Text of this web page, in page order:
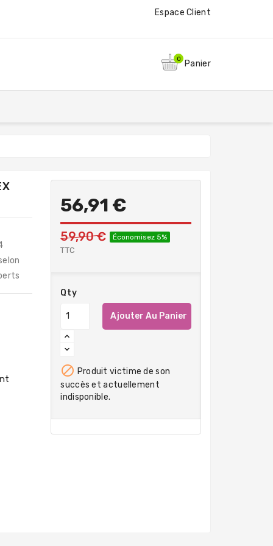
Espace Client
0 Panier
56,91 €
59,90 € Économisez 5%
TTC
Qty
Ajouter Au Panier
 Produit victime de son
succès et actuellement
indisponible.